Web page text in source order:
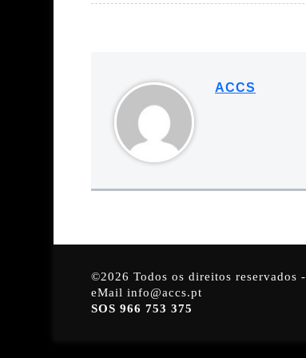
ACCS
©2026 Todos os direitos reservados -
eMail info@accs.pt
SOS 966 753 375